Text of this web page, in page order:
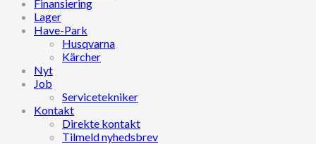
Finansiering
Lager
Have-Park
Husqvarna
Kärcher
Nyt
Job
Servicetekniker
Kontakt
Direkte kontakt
Tilmeld nyhedsbrev